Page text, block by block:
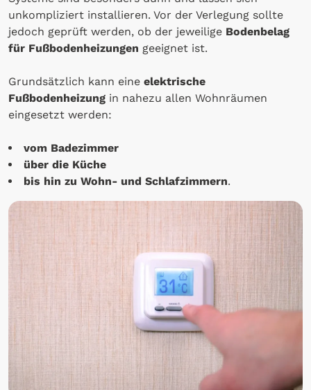
unkompliziert installieren. Vor der Verlegung sollte
jedoch geprüft werden, ob der jeweilige Bodenbelag
für Fußbodenheizungen geeignet ist.
Grundsätzlich kann eine elektrische
Fußbodenheizung in nahezu allen Wohnräumen
eingesetzt werden:
vom Badezimmer
über die Küche
bis hin zu Wohn- und Schlafzimmern.